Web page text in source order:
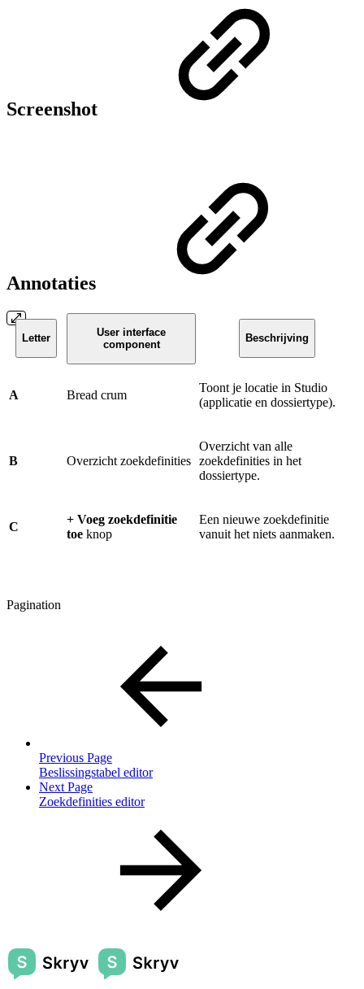
Screenshot
Annotaties
Letter
User interface
component
Beschrijving
A Bread crum
Toont je locatie in Studio
(applicatie en dossiertype).
B Overzicht zoekdefinities
Overzicht van alle
zoekdefinities in het
dossiertype.
C
+ Voeg zoekdefinitie
toe knop
Een nieuwe zoekdefinitie
vanuit het niets aanmaken.
Pagination
Previous Page
Beslissingstabel editor
Next Page
Zoekdefinities editor